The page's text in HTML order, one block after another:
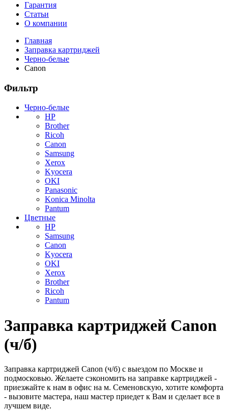
Гарантия
Статьи
О компании
Главная
Заправка картриджей
Черно-белые
Canon
Фильтр
Черно-белые
HP
Brother
Ricoh
Canon
Samsung
Xerox
Kyocera
OKI
Panasonic
Konica Minolta
Pantum
Цветные
HP
Samsung
Canon
Kyocera
OKI
Xerox
Brother
Ricoh
Pantum
Заправка картриджей Canon
(ч/б)
Заправка картриджей Canon (ч/б) с выездом по Москве и
подмосковью. Желаете сэкономить на заправке картриджей -
приезжайте к нам в офис на м. Семеновскую, хотите комфорта
- вызовите мастера, наш мастер приедет к Вам и сделает все в
лучшем виде.